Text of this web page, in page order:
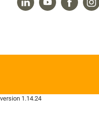
version 1.14.24